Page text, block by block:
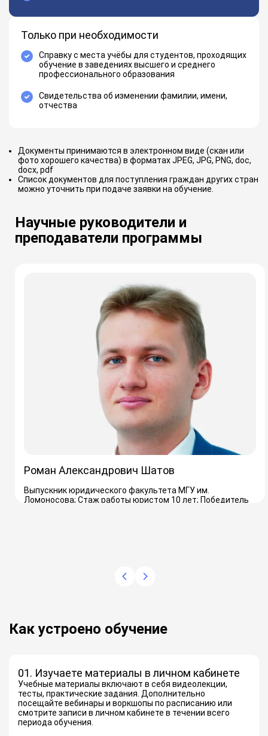
Только при необходимости
Справку с места учёбы для студентов, проходящих
обучение в заведениях высшего и среднего
профессионального образования
Свидетельства об изменении фамилии, имени,
отчества
Документы принимаются в электронном виде (скан или
фото хорошего качества) в форматах JPEG, JPG, PNG, doc,
docx, pdf
Список документов для поступления граждан других стран
можно уточнить при подаче заявки на обучение.
Научные руководители и
преподаватели программы
Роман Александрович Шатов
Выпускник юридического факультета МГУ им.
Ломоносова; Стаж работы юристом 10 лет; Победитель
Как устроено обучение
01. Изучаете материалы в личном кабинете
Учебные материалы включают в себя видеолекции,
тесты, практические задания. Дополнительно
посещайте вебинары и воркшопы по расписанию или
смотрите записи в личном кабинете в течении всего
периода обучения.